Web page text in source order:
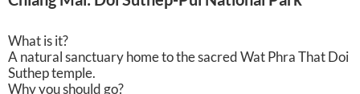
What is it?
A natural sanctuary home to the sacred Wat Phra That Doi
Suthep temple.
Why you should go?